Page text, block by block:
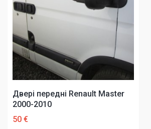
Двері передні Renault Master
2000-2010
50 €